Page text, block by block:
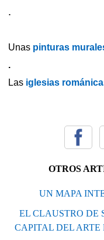
.
Unas pinturas
.
Las iglesias
OTROS
UN MAPA
EL CLAUSTRO DE
CAPITAL DEL